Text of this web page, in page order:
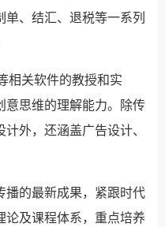
、结汇、退税等一系列
相关软件的教授和实
意思维的理解能力。除传
外，还涵盖广告设计、
的最新成果，紧跟时代
论及课程体系，重点培养